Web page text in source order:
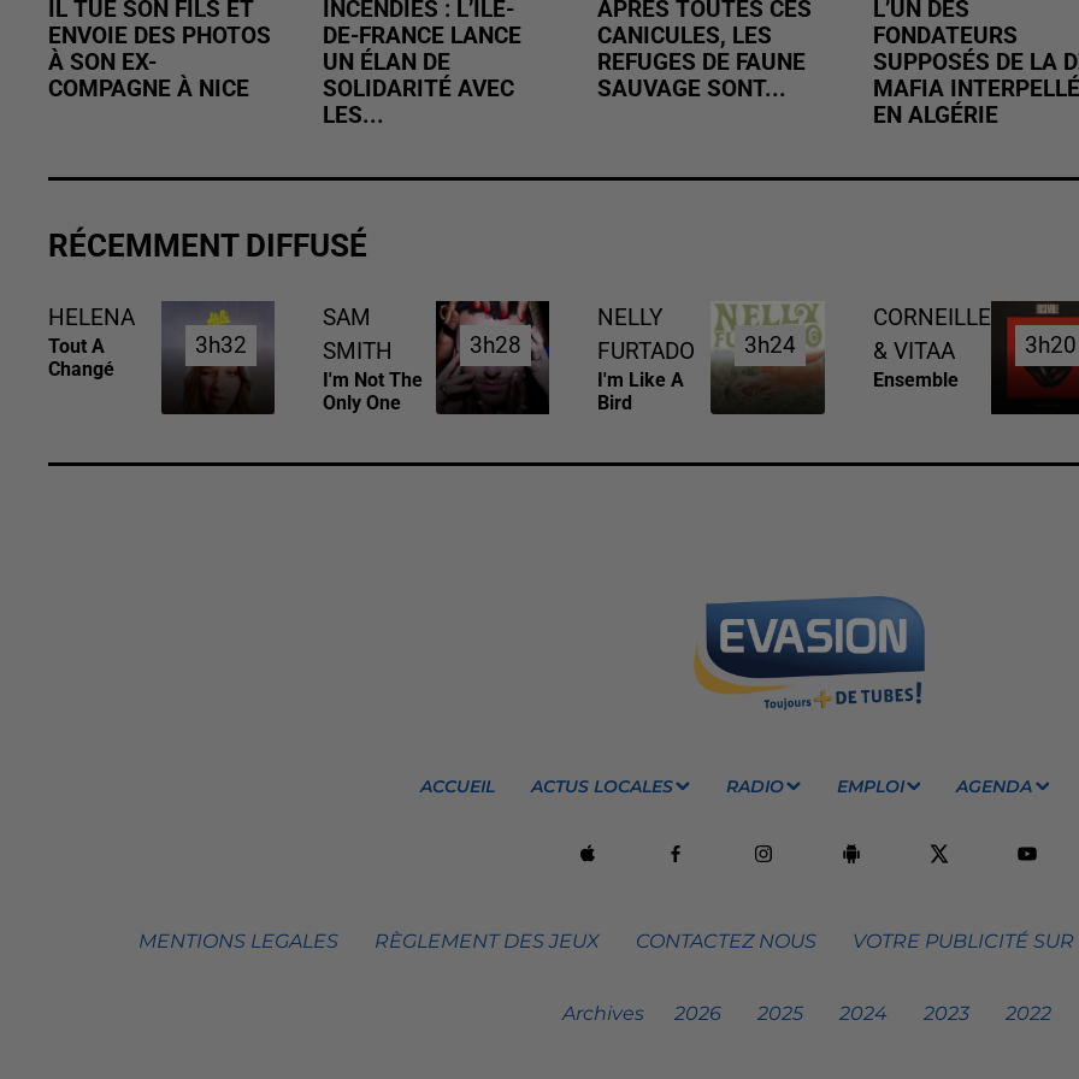
IL TUE SON FILS ET
ENVOIE DES PHOTOS
À SON EX-
COMPAGNE À NICE
INCENDIES : L’ÎLE-
DE-FRANCE LANCE
UN ÉLAN DE
SOLIDARITÉ AVEC
LES...
APRÈS TOUTES CES
CANICULES, LES
REFUGES DE FAUNE
SAUVAGE SONT...
L’UN DES
FONDATEURS
SUPPOSÉS DE LA
MAFIA INTERPELLÉ
EN ALGÉRIE
RÉCEMMENT DIFFUSÉ
HELENA
Tout A
Changé
3h32
3h32
SAM
SMITH
I'm Not The
Only One
3h28
3h28
NELLY
FURTADO
I'm Like A
Bird
3h24
3h24
CORNEILLE
& VITAA
Ensemble
3h20
3h20
ACCUEIL ACTUS LOCALES RADIO EMPLOI AGENDA
MENTIONS LEGALES RÈGLEMENT DES JEUX CONTACTEZ NOUS VOTRE PUBLICITÉ
Archives 2026 2025 2024 2023 2022